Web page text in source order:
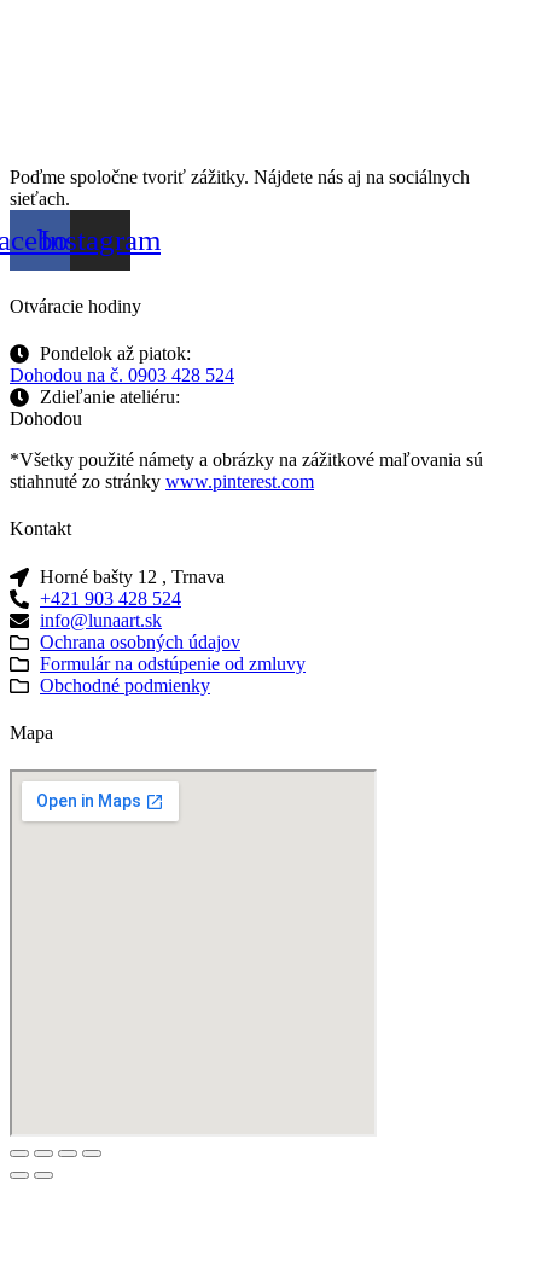
Poďme spoločne tvoriť zážitky. Nájdete nás aj na sociálnych
sieťach.
Instagram
Otváracie hodiny
Pondelok až piatok:
Dohodou na č. 0903 428 524
Zdieľanie ateliéru:
Dohodou
*Všetky použité námety a obrázky na zážitkové maľovania sú
stiahnuté zo stránky www.pinterest.com
Kontakt
Horné bašty 12 , Trnava
+421 903 428 524
info@lunaart.sk
Ochrana osobných údajov
Formulár na odstúpenie od zmluvy
Obchodné podmienky
Mapa